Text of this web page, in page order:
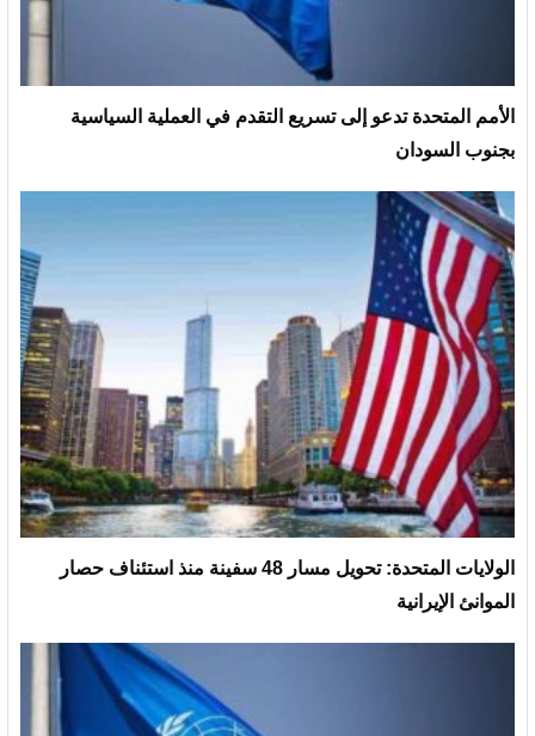
الأمم المتحدة تدعو إلى تسريع التقدم في العملية السياسية
بجنوب السودان
الولايات المتحدة: تحويل مسار 48 سفينة منذ استئناف حصار
الموانئ الإيرانية